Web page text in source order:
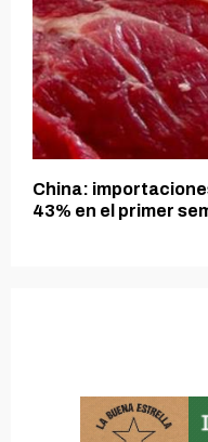
China:
43% en el primer